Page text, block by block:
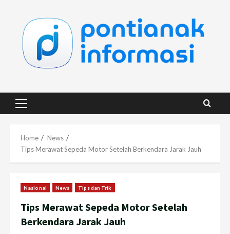
content
Primary
Home
News
Tips Merawat Sepeda Motor Setelah Berkendara Jarak Jauh
Nasional News Tips dan Trik
Tips Merawat Sepeda Motor Setelah
Berkendara Jarak Jauh